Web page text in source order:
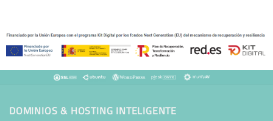
DOMINIOS & HOSTING INTELIGENTE